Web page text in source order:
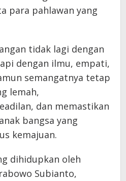
para pahlawan yang
tidak lagi dengan
dengan ilmu, empati,
semangatnya tetap
lemah,
dan memastikan
bangsa yang
kemajuan.
dihidupkan oleh
Subianto,